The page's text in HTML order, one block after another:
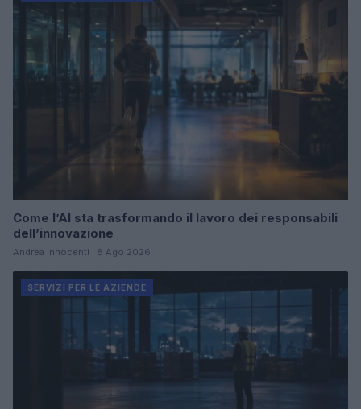
Come l’AI sta trasformando il lavoro dei responsabili
dell’innovazione
Andrea Innocenti · 8 Ago 2026
SERVIZI PER LE AZIENDE